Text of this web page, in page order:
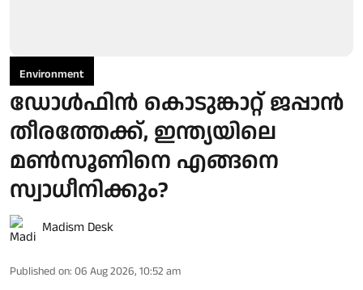
Environment
ഡോള്‍ഫിന്‍ കൊടുങ്കാറ്റ് ജപ്പാന്‍
തീരത്തേക്ക്, ഇന്ത്യയിലെ
മണ്‍സൂണിനെ എങ്ങനെ
സ്വാധീനിക്കും?
Madism Desk
Published on: 06 Aug 2026, 10:52 am